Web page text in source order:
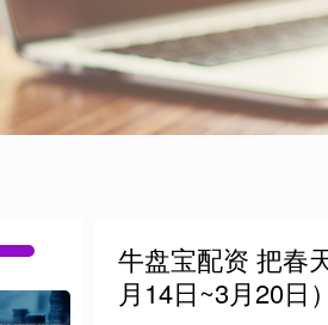
牛盘宝配资 把春
月14日~3月20日）